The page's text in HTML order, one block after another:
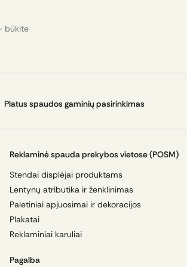
būkite
Platus spaudos gaminių pasirinkimas
Reklaminė spauda prekybos vietose (POSM)
Stendai displėjai produktams
Lentynų atributika ir ženklinimas
Paletiniai apjuosimai ir dekoracijos
Plakatai
Reklaminiai karuliai
Pagalba